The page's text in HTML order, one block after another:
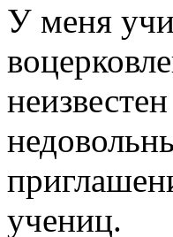
У меня
учениц.